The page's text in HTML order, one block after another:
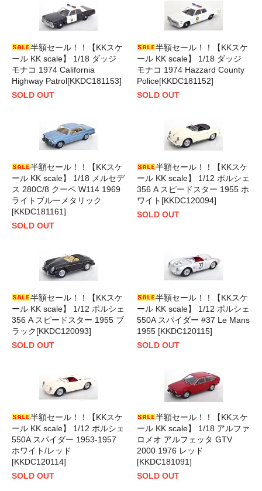
半額セール！！【KKスケ
ール KK scale】 1/18 ダッジ
モナコ 1974 California
Highway Patrol[KKDC181153]
SOLD OUT
半額セール！！【KKスケ
ール KK scale】 1/18 ダッジ
モナコ 1974 Hazzard County
Police[KKDC181152]
SOLD OUT
半額セール！！【KKスケ
ール KK scale】 1/18 メルセデ
ス 280C/8 クーペ W114 1969
ライトブルーメタリック
[KKDC181161]
SOLD OUT
半額セール！！【KKスケ
ール KK scale】 1/12 ポルシェ
356 A スピードスター 1955 ホ
ワイト[KKDC120094]
SOLD OUT
半額セール！！【KKスケ
ール KK scale】 1/12 ポルシェ
356 A スピードスター 1955 ブ
ラック[KKDC120093]
SOLD OUT
半額セール！！【KKスケ
ール KK scale】 1/12 ポルシェ
550A スパイダー #37 Le Mans
1955 [KKDC120115]
SOLD OUT
半額セール！！【KKスケ
ール KK scale】 1/12 ポルシェ
550A スパイダー 1953-1957
ホワイト/レッド
[KKDC120114]
SOLD OUT
半額セール！！【KKスケ
ール KK scale】 1/18 アルファ
ロメオ アルフェッタ GTV
2000 1976 レッド
[KKDC181091]
SOLD OUT